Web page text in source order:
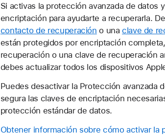
Si activas la protección avanzada de datos
encriptación para ayudarte a recuperarla.
contacto de recuperación o unaclave de
están protegidos por encriptación
recuperación o una clave de recuperación
debes actualizar todos los dispositivos
Puedes desactivar la Protección avanzada
segura las claves de encriptación
protección estándar de datos.
Obtener información sobre cómo activar la